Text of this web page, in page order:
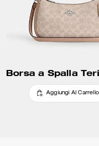
Aggiungi Al Carrello